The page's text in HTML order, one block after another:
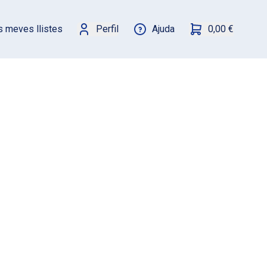
meves llistes Perfil Ajuda 0,00 €